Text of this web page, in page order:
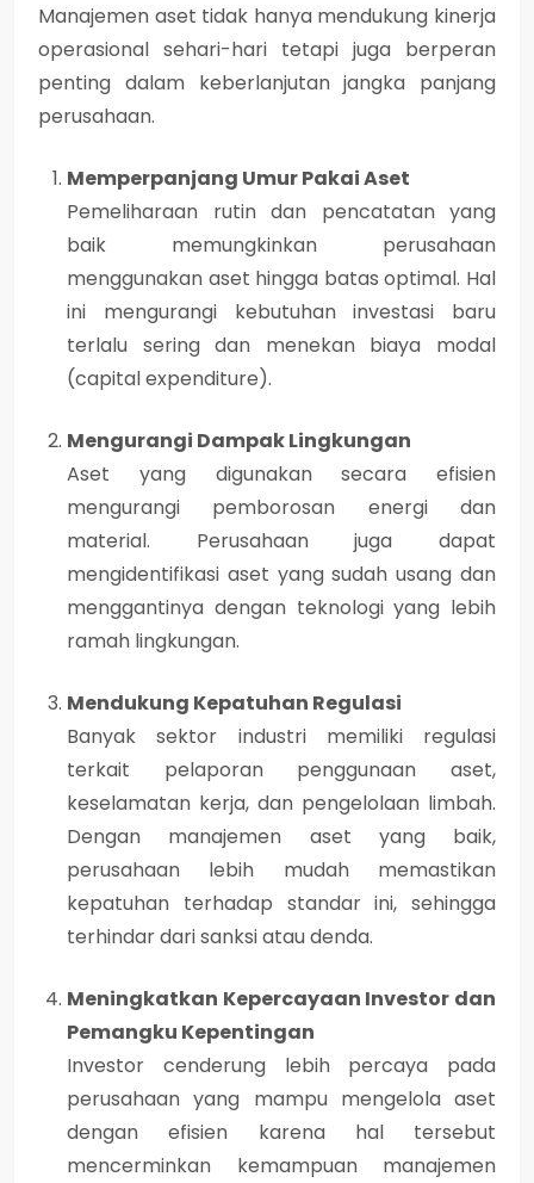
Manajemen aset tidak hanya mendukung kinerja
operasional sehari-hari tetapi juga berperan
penting dalam keberlanjutan jangka panjang
perusahaan.
Memperpanjang Umur Pakai Aset
Pemeliharaan rutin dan pencatatan yang
baik memungkinkan perusahaan
menggunakan aset hingga batas optimal. Hal
ini mengurangi kebutuhan investasi baru
terlalu sering dan menekan biaya modal
(capital expenditure).
Mengurangi Dampak Lingkungan
Aset yang digunakan secara efisien
mengurangi pemborosan energi dan
material. Perusahaan juga dapat
mengidentifikasi aset yang sudah usang dan
menggantinya dengan teknologi yang lebih
ramah lingkungan.
Mendukung Kepatuhan Regulasi
Banyak sektor industri memiliki regulasi
terkait pelaporan penggunaan aset,
keselamatan kerja, dan pengelolaan limbah.
Dengan manajemen aset yang baik,
perusahaan lebih mudah memastikan
kepatuhan terhadap standar ini, sehingga
terhindar dari sanksi atau denda.
Meningkatkan Kepercayaan Investor dan
Pemangku Kepentingan
Investor cenderung lebih percaya pada
perusahaan yang mampu mengelola aset
dengan efisien karena hal tersebut
mencerminkan kemampuan manajemen